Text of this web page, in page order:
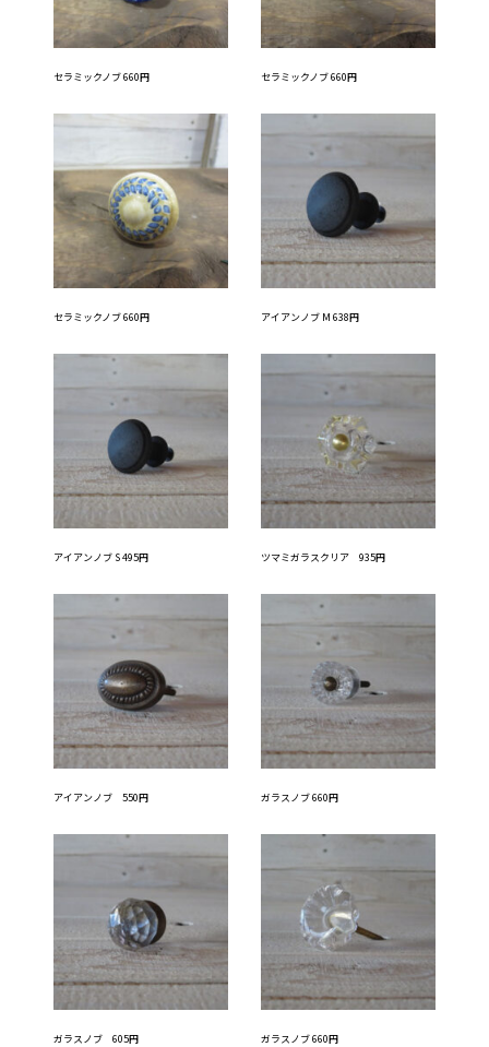
セラミックノブ 660円 セラミックノブ 660円
セラミックノブ 660円 アイアンノブ M 638円
アイアンノブ S 495円 ツマミガラスクリア 935円
アイアンノブ 550円 ガラスノブ 660円
ガラスノブ 605円 ガラスノブ 660円